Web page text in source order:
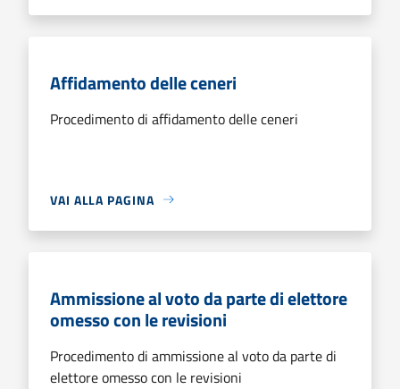
Affidamento delle ceneri
Procedimento di affidamento delle ceneri
VAI ALLA PAGINA
Ammissione al voto da parte di elettore
omesso con le revisioni
Procedimento di ammissione al voto da parte di
elettore omesso con le revisioni